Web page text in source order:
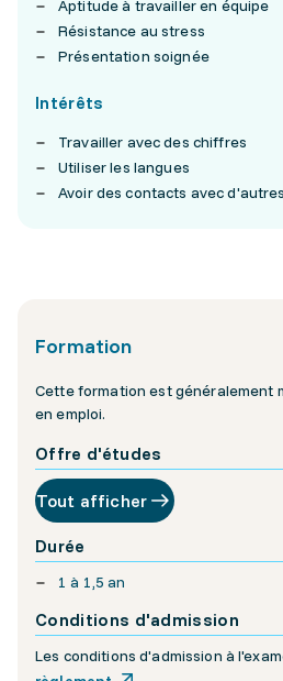
Aptitude à travailler en équipe
Résistance au stress
Présentation soignée
Intérêts
Travailler avec des chiffres
Utiliser les langues
Avoir des contacts avec
Formation
Cette formation est généralement
en emploi.
Offre d'études
Tout afficher
Durée
1 à 1,5 an
Conditions d'admission
Les conditions d'admission à